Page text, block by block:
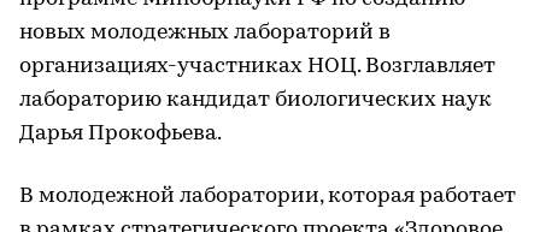
новых молодежных лабораторий в
организациях-участниках НОЦ. Возглавляет
лабораторию кандидат биологических наук
Дарья Прокофьева.
В молодежной лаборатории, которая работает